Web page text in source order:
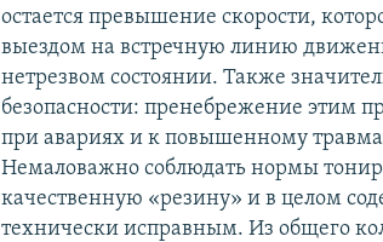
остается превышение скорости,
выездом на встречную линию
нетрезвом состоянии. Также
безопасности: пренебрежение этим
при авариях и к повышенному
Немаловажно соблюдать нормы
качественную «резину» и в целом
технически исправным. Из общего